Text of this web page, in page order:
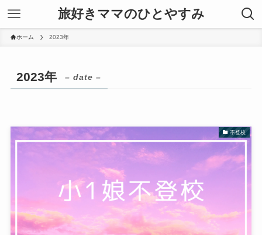
旅好きママのひとやすみ
ホーム 2023年
2023年 – date –
不登校